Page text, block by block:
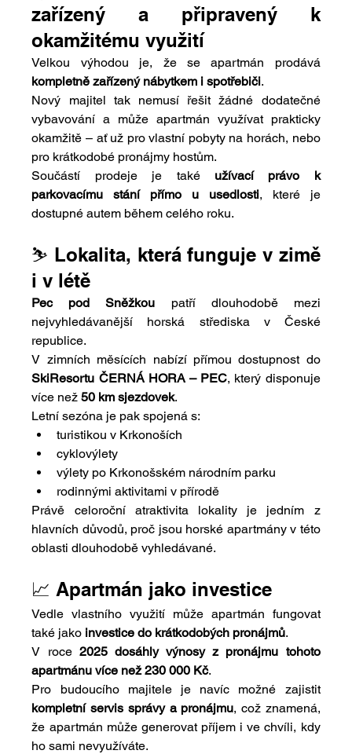
zařízený a připravený k
okamžitému využití
kompletně zařízený nábytkem i spotřebiči.
Nový majitel tak nemusí řešit žádné dodatečné
vybavování a může apartmán využívat prakticky
okamžitě – ať už pro vlastní pobyty na horách, nebo
pro krátkodobé pronájmy hostům.
Součástí prodeje je také užívací právo k
parkovacímu stání přímo u usedlosti, které je
dostupné autem během celého roku.
⛷️ Lokalita, která funguje v zimě
i v létě
Pec pod Sněžkou patří dlouhodobě mezi
nejvyhledávanější horská střediska v České
republice.
V zimních měsících nabízí přímou dostupnost do
SkiResortu ČERNÁ HORA – PEC, který disponuje
více než 50 km sjezdovek.
Letní sezóna je pak spojená s:
turistikou v Krkonoších
cyklovýlety
výlety po Krkonošském národním parku
rodinnými aktivitami v přírodě
Právě celoroční atraktivita lokality je jedním z
hlavních důvodů, proč jsou horské apartmány v této
oblasti dlouhodobě vyhledávané.
📈 Apartmán jako investice
Vedle vlastního využití může apartmán fungovat
také jako investice do krátkodobých pronájmů.
V roce 2025 dosáhly výnosy z pronájmu tohoto
apartmánu více než 230 000 Kč.
Pro budoucího majitele je navíc možné zajistit
kompletní servis správy a pronájmu, což znamená,
že apartmán může generovat příjem i ve chvíli, kdy
ho sami nevyužíváte.